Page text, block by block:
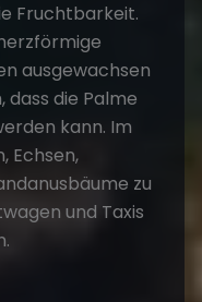
Fruchtbarkeit.
ausgewachsen
dass die Palme
kann. Im
Echsen,
zu
und Taxis